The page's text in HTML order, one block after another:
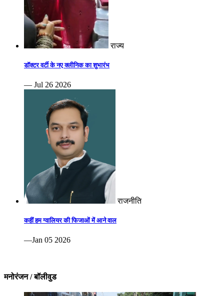
राज्य
डॉक्टर वर्टी के नए क्लीनिक का शुभारंभ
— Jul 26 2026
राजनीति
कहीं हम ग्वालियर की फिजाओं में आने वाल
—Jan 05 2026
मनोरंजन / बॉलीवुड